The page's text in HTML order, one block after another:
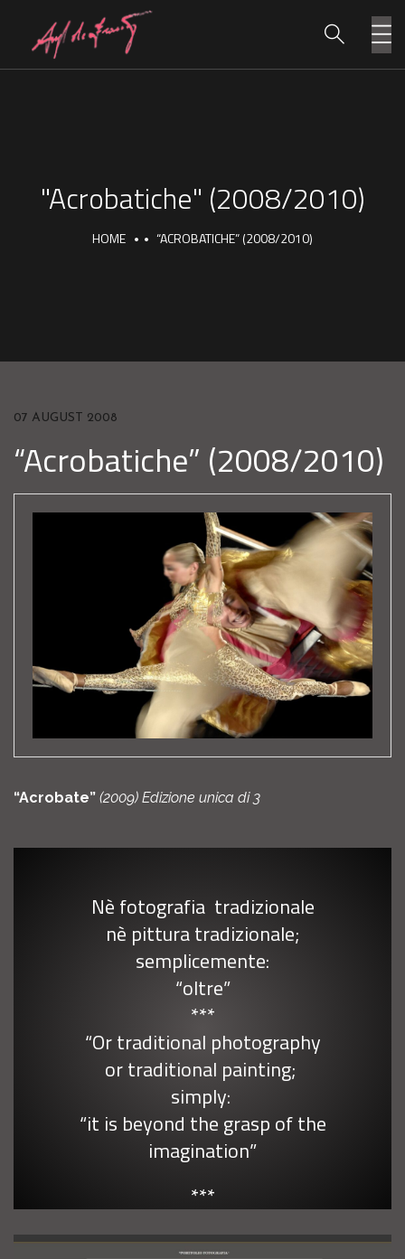
"Acrobatiche" (2008/2010)
HOME “ACROBATICHE” (2008/2010)
07 AUGUST 2008
“Acrobatiche” (2008/2010)
“Acrobate” (2009) Edizione unica di 3
Nè fotografia tradizionale
nè pittura tradizionale;
semplicemente:
“oltre”
***
“Or traditional photography
or traditional painting;
simply:
“it is beyond the grasp of the
imagination”
***